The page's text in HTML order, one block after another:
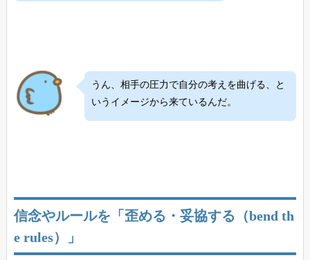
うん、相手の圧力で自分の考えを曲げる、と
いうイメージから来ているんだ。
信念やルールを「歪める・妥協する（bend th
e rules）」